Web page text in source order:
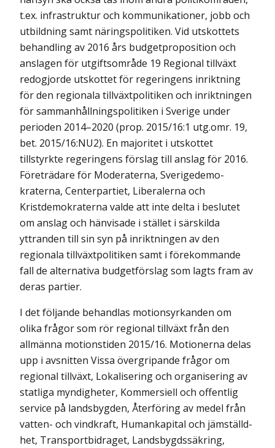
t.ex. infrastruktur och kommunikationer, jobb och
utbildning samt närings­politiken. Vid utskottets
behandling av 2016 års budgetproposition och
anslagen för utgifts­område 19 Regional tillväxt
redogjorde utskottet för reger­ing­ens inriktning
för den regionala tillväxtpolitiken och inriktningen
för samman­hållningspolitiken i Sverige under
perioden 2014–2020 (prop. 2015/16:1 utg.omr. 19,
bet. 2015/16:NU2). En majoritet i utskottet
tillstyrkte regeringens förslag till anslag för 2016.
Företrädare för Moderaterna, Sverige­demo­
kraterna, Centerpartiet, Liberalerna och
Kristdemokraterna valde att inte delta i beslutet
om anslag och hänvisade i stället i särskilda
yttranden till sin syn på inriktningen av den
regionala tillväxtpolitiken samt i förekommande
fall de alternativa budgetförslag som lagts fram av
deras partier.
I det följande behandlas motionsyrkanden om
olika frågor som rör regional tillväxt från den
allmänna motionstiden 2015/16. Motionerna delas
upp i avsnitten Vissa övergripande frågor om
regional tillväxt, Lokalisering och organisering av
statliga myndigheter, Kommersiell och offentlig
service på landsbygden, Återföring av medel från
vatten- och vindkraft, Humankapital och jäm­ställd­
het, Transportbidraget, Landsbygdssäkring,